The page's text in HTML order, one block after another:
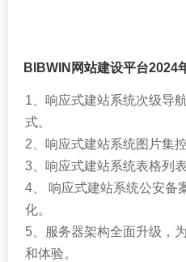
BIBWIN网站建设平台2024
1、响应式建站系统次级导
式。
2、响应式建站系统图片集
3、响应式建站系统表格列
4、 响应式建站系统公安备
化。
5、服务器架构全面升级，
和体验。